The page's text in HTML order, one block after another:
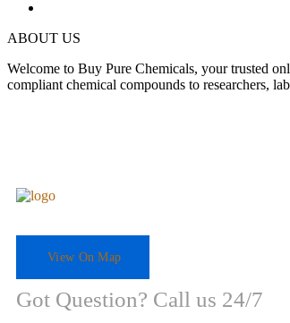
ABOUT US
Welcome to Buy Pure Chemicals, your trusted
compliant chemical compounds to researchers,
View On Map
Got Question? Call us 24/7